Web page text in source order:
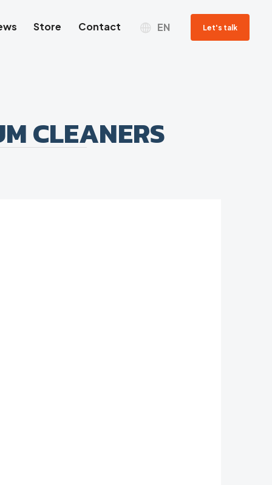
Store Contact EN Let's talk
CLEANERS